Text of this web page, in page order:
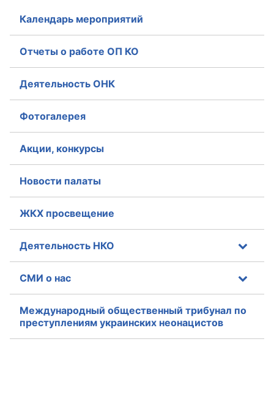
Календарь мероприятий
Отчеты о работе ОП КО
Деятельность ОНК
Фотогалерея
Акции, конкурсы
Новости палаты
ЖКХ просвещение
Деятельность НКО
СМИ о нас
Международный общественный трибунал по
преступлениям украинских неонацистов